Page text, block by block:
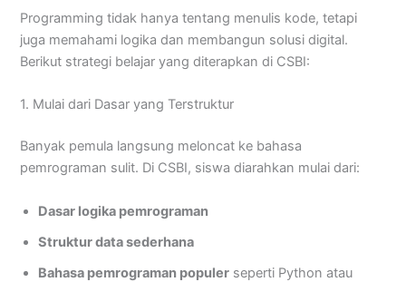
Programming tidak hanya tentang menulis kode, tetapi
juga memahami logika dan membangun solusi digital.
Berikut strategi belajar yang diterapkan di CSBI:
1. Mulai dari Dasar yang Terstruktur
Banyak pemula langsung meloncat ke bahasa
pemrograman sulit. Di CSBI, siswa diarahkan mulai dari:
Dasar logika pemrograman
Struktur data sederhana
Bahasa pemrograman populer seperti Python atau